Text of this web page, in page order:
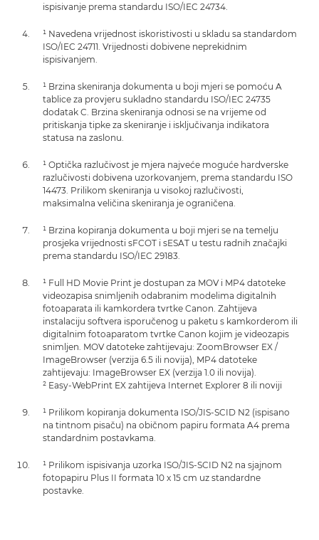
ispisivanje prema standardu ISO/IEC 24734.
¹ Navedena vrijednost iskoristivosti u skladu sa standardom
ISO/IEC 24711. Vrijednosti dobivene neprekidnim
ispisivanjem.
¹ Brzina skeniranja dokumenta u boji mjeri se pomoću A
tablice za provjeru sukladno standardu ISO/IEC 24735
dodatak C. Brzina skeniranja odnosi se na vrijeme od
pritiskanja tipke za skeniranje i isključivanja indikatora
statusa na zaslonu.
¹ Optička razlučivost je mjera najveće moguće hardverske
razlučivosti dobivena uzorkovanjem, prema standardu ISO
14473. Prilikom skeniranja u visokoj razlučivosti,
maksimalna veličina skeniranja je ograničena.
¹ Brzina kopiranja dokumenta u boji mjeri se na temelju
prosjeka vrijednosti sFCOT i sESAT u testu radnih značajki
prema standardu ISO/IEC 29183.
¹ Full HD Movie Print je dostupan za MOV i MP4 datoteke
videozapisa snimljenih odabranim modelima digitalnih
fotoaparata ili kamkordera tvrtke Canon. Zahtijeva
instalaciju softvera isporučenog u paketu s kamkorderom ili
digitalnim fotoaparatom tvrtke Canon kojim je videozapis
snimljen. MOV datoteke zahtijevaju: ZoomBrowser EX /
ImageBrowser (verzija 6.5 ili novija), MP4 datoteke
zahtijevaju: ImageBrowser EX (verzija 1.0 ili novija).
² Easy-WebPrint EX zahtijeva Internet Explorer 8 ili noviji
¹ Prilikom kopiranja dokumenta ISO/JIS-SCID N2 (ispisano
na tintnom pisaču) na običnom papiru formata A4 prema
standardnim postavkama.
¹ Prilikom ispisivanja uzorka ISO/JIS-SCID N2 na sjajnom
fotopapiru Plus II formata 10 x 15 cm uz standardne
postavke.